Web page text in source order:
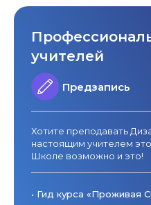
учителей
Предзапись
Хотите преподавать
настоящим учителем
Школе возможно и это!
• Гид курса «Проживая